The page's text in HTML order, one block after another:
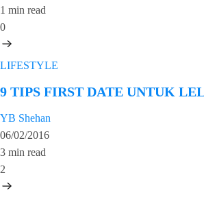
1 min read
0
LIFESTYLE
9 TIPS FIRST DATE UNTUK
YB Shehan
06/02/2016
3 min read
2